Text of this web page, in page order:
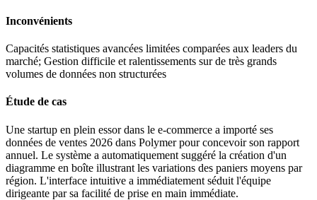
Inconvénients
Capacités statistiques avancées limitées comparées aux leaders du
marché; Gestion difficile et ralentissements sur de très grands
volumes de données non structurées
Étude de cas
Une startup en plein essor dans le e-commerce a importé ses
données de ventes 2026 dans Polymer pour concevoir son rapport
annuel. Le système a automatiquement suggéré la création d'un
diagramme en boîte illustrant les variations des paniers moyens par
région. L'interface intuitive a immédiatement séduit l'équipe
dirigeante par sa facilité de prise en main immédiate.